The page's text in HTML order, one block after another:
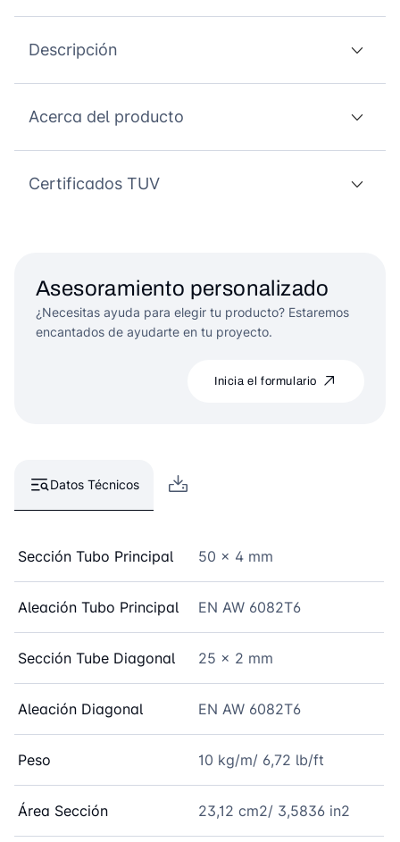
Descripción
Acerca del producto
Certificados TUV
Asesoramiento personalizado
¿Necesitas ayuda para elegir tu producto? Estaremos
encantados de ayudarte en tu proyecto.
Inicia el formulario
Datos Técnicos
Sección Tubo Principal 50 x 4 mm
Aleación Tubo Principal EN AW 6082T6
Sección Tube Diagonal 25 x 2 mm
Aleación Diagonal EN AW 6082T6
Peso 10 kg/m/ 6,72 lb/ft
Área Sección 23,12 cm2/ 3,5836 in2